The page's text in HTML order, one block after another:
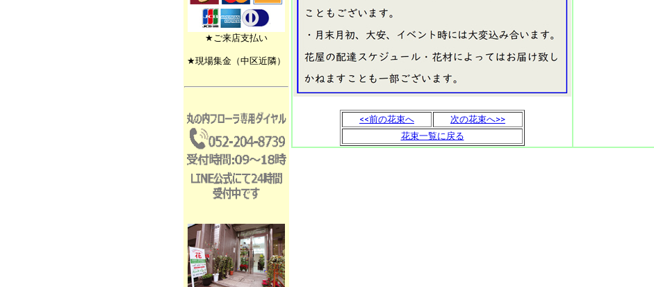
★ご来店支払い
★現場集金（中区近隣）
<<前の花束へ
次の花束へ>>
花束一覧に戻る